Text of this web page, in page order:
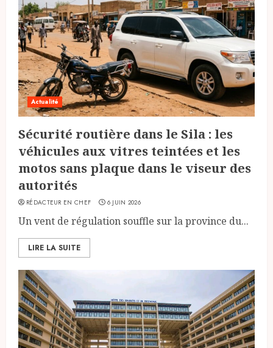
Actualité
Sécurité routière dans le Sila : les
véhicules aux vitres teintées et les
motos sans plaque dans le viseur des
autorités
RÉDACTEUR EN CHEF 6 JUIN 2026
Un vent de régulation souffle sur la province du...
LIRE LA SUITE